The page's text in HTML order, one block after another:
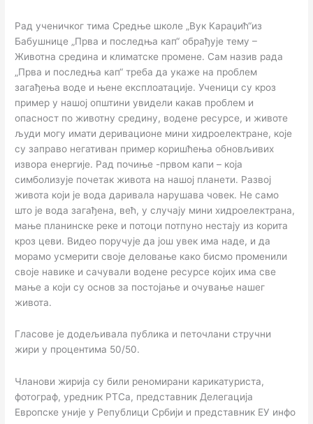
Рад ученичког тима Средње школе „Вук Караџић“из
Бабушнице „Прва и последња кап“ обрађује тему –
Животна средина и климатске промене. Сам назив рада
„Прва и последња кап“ треба да укаже на проблем
загађења воде и њене експлоатације. Ученици су кроз
пример у нашој општини увидели какав проблем и
опасност по животну средину, водене ресурсе, и животе
људи могу имати деривационе мини хидроелектране, које
су заправо негативан пример коришћења обновљивих
извора енергије. Рад почиње -првом капи – која
симболизује почетак живота на нашој планети. Развој
живота који је вода даривала нарушава човек. Не само
што је вода загађена, већ, у случају мини хидроелектрана,
мање планинске реке и потоци потпуно нестају из корита
кроз цеви. Видео поручује да још увек има наде, и да
морамо усмерити своје деловање како бисмо променили
своје навике и сачували водене ресурсе којих има све
мање а који су основ за постојање и очување нашег
живота.
Гласове је додељивала публика и петочлани стручни
жири у процентима 50/50.
Чланови жирија су били реномирани карикатуриста,
фотограф, уредник РТСа, представник Делегација
Европске уније у Републици Србији и представник ЕУ инфо